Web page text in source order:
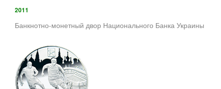
2011
Банкнотно-монетный двор Национального Банка Украины